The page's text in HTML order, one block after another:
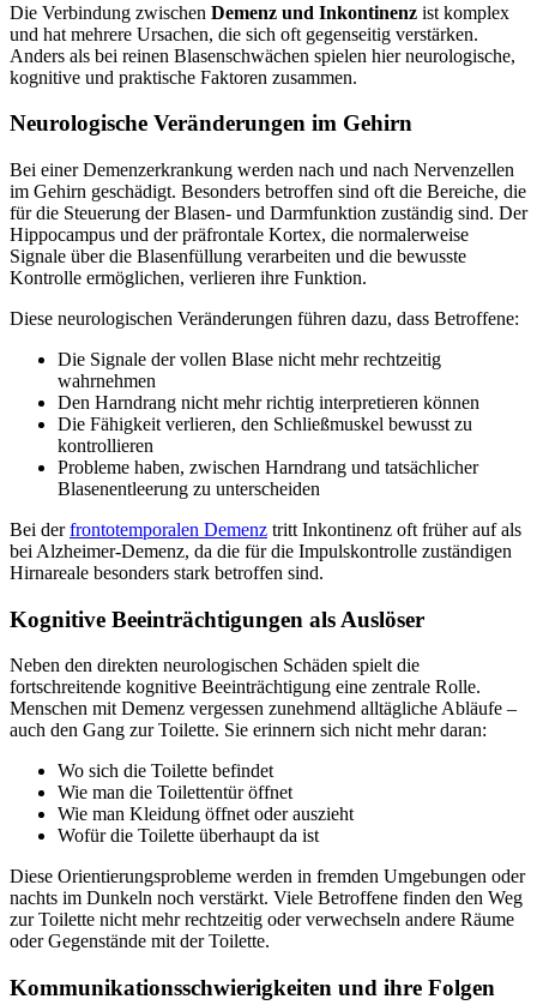
Die Verbindung zwischen Demenz und Inkontinenz ist komplex
und hat mehrere Ursachen, die sich oft gegenseitig verstärken.
Anders als bei reinen Blasenschwächen spielen hier neurologische,
kognitive und praktische Faktoren zusammen.
Neurologische Veränderungen im Gehirn
Bei einer Demenzerkrankung werden nach und nach Nervenzellen
im Gehirn geschädigt. Besonders betroffen sind oft die Bereiche, die
für die Steuerung der Blasen- und Darmfunktion zuständig sind. Der
Hippocampus und der präfrontale Kortex, die normalerweise
Signale über die Blasenfüllung verarbeiten und die bewusste
Kontrolle ermöglichen, verlieren ihre Funktion.
Diese neurologischen Veränderungen führen dazu, dass Betroffene:
Die Signale der vollen Blase nicht mehr rechtzeitig
wahrnehmen
Den Harndrang nicht mehr richtig interpretieren können
Die Fähigkeit verlieren, den Schließmuskel bewusst zu
kontrollieren
Probleme haben, zwischen Harndrang und tatsächlicher
Blasenentleerung zu unterscheiden
Bei derfrontotemporalen Demenz tritt Inkontinenz oft früher auf als
bei Alzheimer-Demenz, da die für die Impulskontrolle zuständigen
Hirnareale besonders stark betroffen sind.
Kognitive Beeinträchtigungen als Auslöser
Neben den direkten neurologischen Schäden spielt die
fortschreitende kognitive Beeinträchtigung eine zentrale Rolle.
Menschen mit Demenz vergessen zunehmend alltägliche Abläufe –
auch den Gang zur Toilette. Sie erinnern sich nicht mehr daran:
Wo sich die Toilette befindet
Wie man die Toilettentür öffnet
Wie man Kleidung öffnet oder auszieht
Wofür die Toilette überhaupt da ist
Diese Orientierungsprobleme werden in fremden Umgebungen oder
nachts im Dunkeln noch verstärkt. Viele Betroffene finden den Weg
zur Toilette nicht mehr rechtzeitig oder verwechseln andere Räume
oder Gegenstände mit der Toilette.
Kommunikationsschwierigkeiten und ihre Folgen